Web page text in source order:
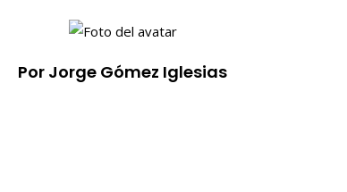
Por Jorge Gómez Iglesias